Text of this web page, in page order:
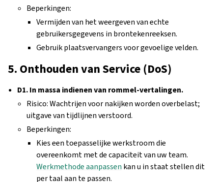
Beperkingen:
Vermijden van het weergeven van echte
gebruikersgegevens in brontekenreeksen.
Gebruik plaatsvervangers voor gevoelige velden.
5. Onthouden van Service (DoS)
D1. In massa indienen van rommel-vertalingen.
Risico: Wachtrijen voor nakijken worden overbelast;
uitgave van tijdlijnen verstoord.
Beperkingen:
Kies een toepasselijke werkstroom die
overeenkomt met de capaciteit van uw team.
Werkmethode aanpassen kan u in staat stellen dit
per taal aan te passen.